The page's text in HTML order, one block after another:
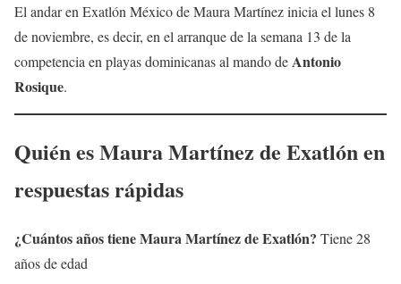
El andar en Exatlón México de Maura Martínez inicia el lunes 8
de noviembre, es decir, en el arranque de la semana 13 de la
competencia en playas dominicanas al mando deAntonio
Rosique.
Quién es Maura Martínez de Exatlón en
respuestas rápidas
¿Cuántos años tiene Maura Martínez de Exatlón? Tiene 28
años de edad